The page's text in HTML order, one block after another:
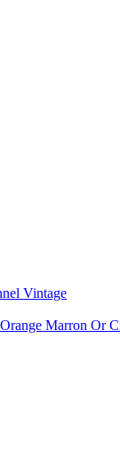
Vintage
Orange Marron Or